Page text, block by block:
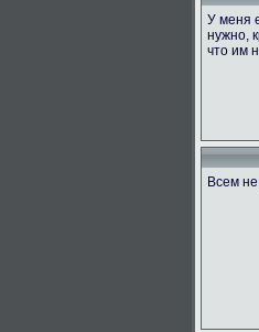
У меня
нужно,
что им
Всем